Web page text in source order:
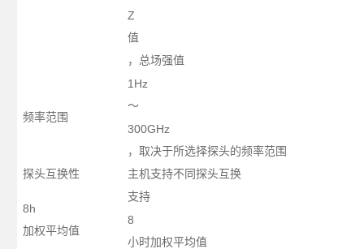
Z
值
，总场强值
频率范围
1Hz
～
300GHz
，取决于所选择探头的频率范围
探头互换性
主机支持不同探头互换
8h
加权平均值
支持
8
小时加权平均值